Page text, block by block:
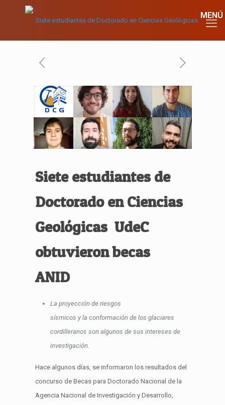
Siete estudiantes de
Doctorado en Ciencias
Geológicas UdeC
obtuvieron becas
ANID
La proyección de riesgos
sísmicos y la conformación de los glaciares
cordilleranos son algunos de sus intereses de
investigación.
Hace algunos días, se informaron los resultados del
concurso de Becas para Doctorado Nacional de la
Agencia Nacional de Investigación y Desarrollo,